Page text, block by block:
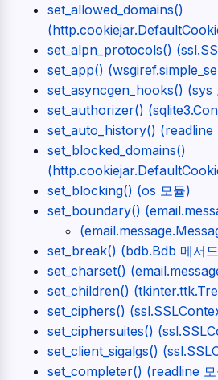
set_allowed_domains()
set_alpn_protocols()
set_app()
set_asyncgen_hooks() (sys
set_authorizer()
set_auto_history() (readline
set_blocked_domains()
set_blocking() (os 모듈)
set_boundary()
set_break() (bdb.Bdb 메서
set_charset()
set_children()
set_ciphers()
set_ciphersuites()
set_client_sigalgs()
set_completer() (readline